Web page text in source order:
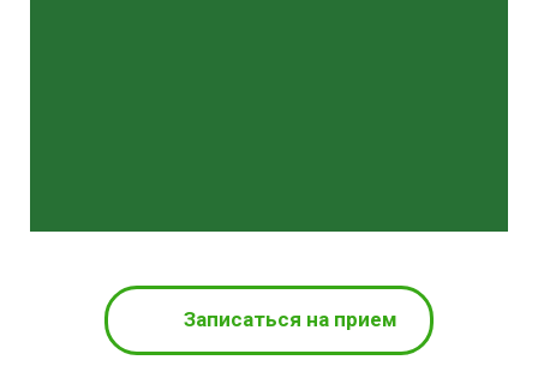
Записаться на прием